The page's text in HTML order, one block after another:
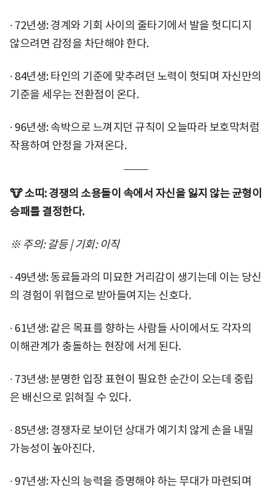
∙ 72년생: 경계와 기회 사이의 줄타기에서 발을 헛디디지
않으려면 감정을 차단해야 한다.
∙ 84년생: 타인의 기준에 맞추려던 노력이 헛되며 자신만의
기준을 세우는 전환점이 온다.
∙ 96년생: 속박으로 느껴지던 규칙이 오늘따라 보호막처럼
작용하여 안정을 가져온다.
🐮 소띠: 경쟁의 소용돌이 속에서 자신을 잃지 않는 균형이
승패를 결정한다.
※ 주의: 갈등 | 기회: 이직
∙ 49년생: 동료들과의 미묘한 거리감이 생기는데 이는 당신
의 경험이 위협으로 받아들여지는 신호다.
∙ 61년생: 같은 목표를 향하는 사람들 사이에서도 각자의
이해관계가 충돌하는 현장에 서게 된다.
∙ 73년생: 분명한 입장 표현이 필요한 순간이 오는데 중립
은 배신으로 읽혀질 수 있다.
∙ 85년생: 경쟁자로 보이던 상대가 예기치 않게 손을 내밀
가능성이 높아진다.
∙ 97년생: 자신의 능력을 증명해야 하는 무대가 마련되며